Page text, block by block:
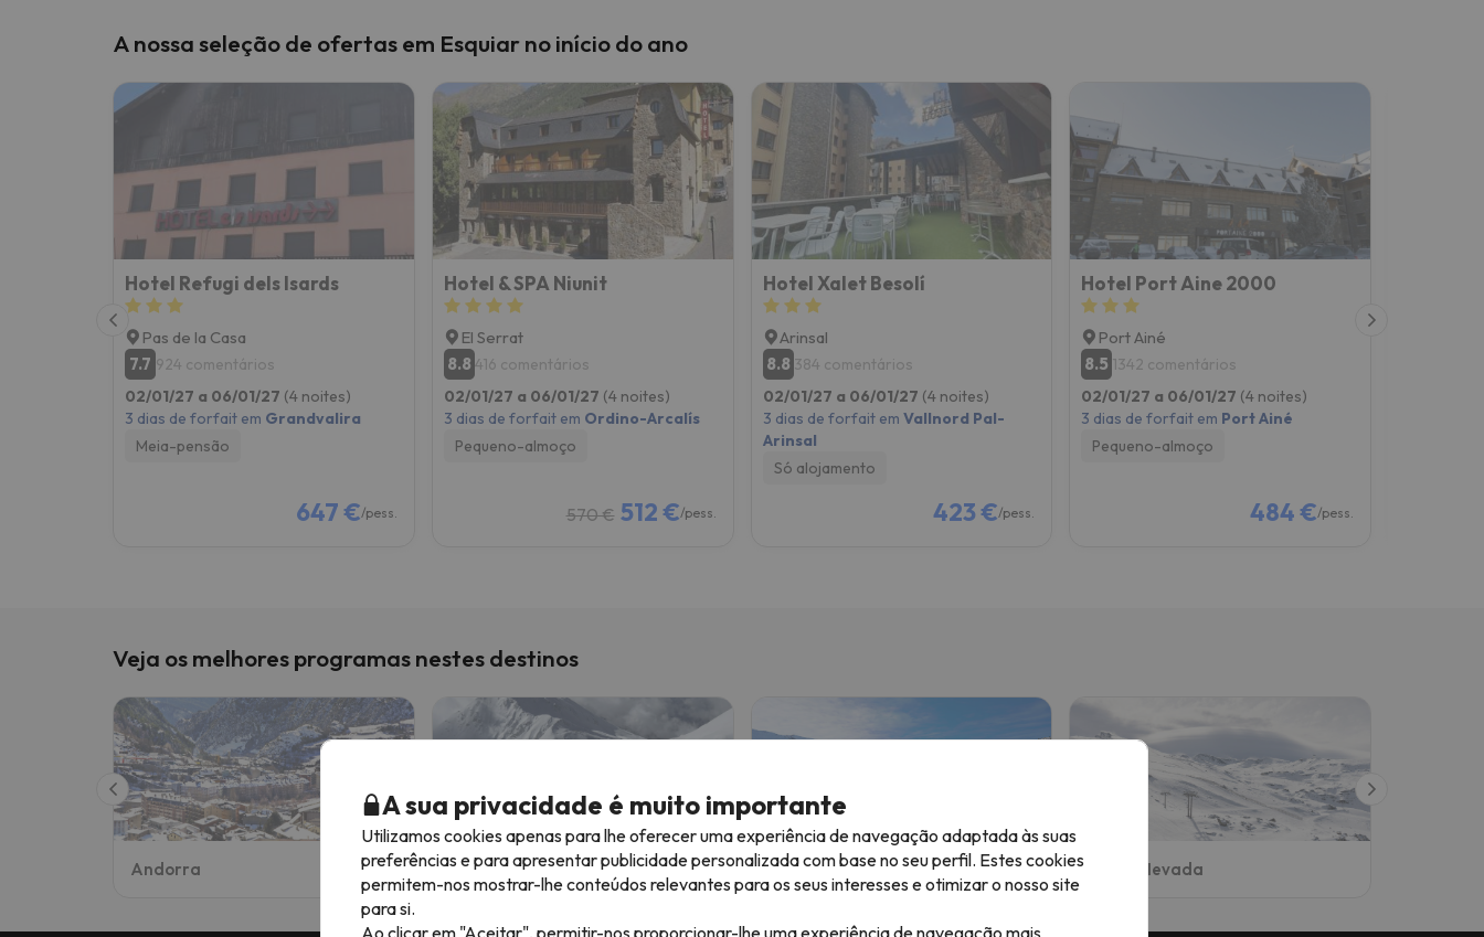
A nossa seleção de ofertas em Esquiar no início do ano
Hotel Refugi dels Isards
Pas de la Casa
7.7 924 comentários
02/01/27 a 06/01/27 (4 noites)
3 dias de forfait em Grandvalira
Meia-pensão
647 €/pess.
Hotel & SPA Niunit
El Serrat
8.8 416 comentários
02/01/27 a 06/01/27 (4 noites)
3 dias de forfait em Ordino-Arcalís
Pequeno-almoço
570 € 512 €/pess.
Hotel Xalet Besolí
Arinsal
8.8 384 comentários
02/01/27 a 06/01/27 (4 noites)
3 dias de forfait em Vallnord Pal-
Arinsal
Só alojamento
423 €/pess.
Hotel Port Aine 2000
Port Ainé
8.5 1342 comentários
02/01/27 a 06/01/27 (4 noites)
3 dias de forfait em Port Ainé
Pequeno-almoço
484 €/pess.
Veja os melhores programas nestes destinos
Andorra Pirinéus catalães Pirinéus aragoneses Sierra Nevada
A sua privacidade é muito importante
Utilizamos cookies apenas para lhe oferecer uma experiência de navegação adaptada às suas
preferências e para apresentar publicidade personalizada com base no seu perfil. Estes cookies
permitem-nos mostrar-lhe conteúdos relevantes para os seus interesses e otimizar o nosso site
para si.
Ao clicar em "Aceitar", permitir-nos proporcionar-lhe uma experiência de navegação mais